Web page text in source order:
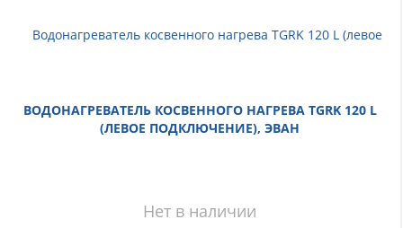
ВОДОНАГРЕВАТЕЛЬ КОСВЕННОГО НАГРЕВА TGRK 120 L
(ЛЕВОЕ ПОДКЛЮЧЕНИЕ), ЭВАН
Нет в наличии